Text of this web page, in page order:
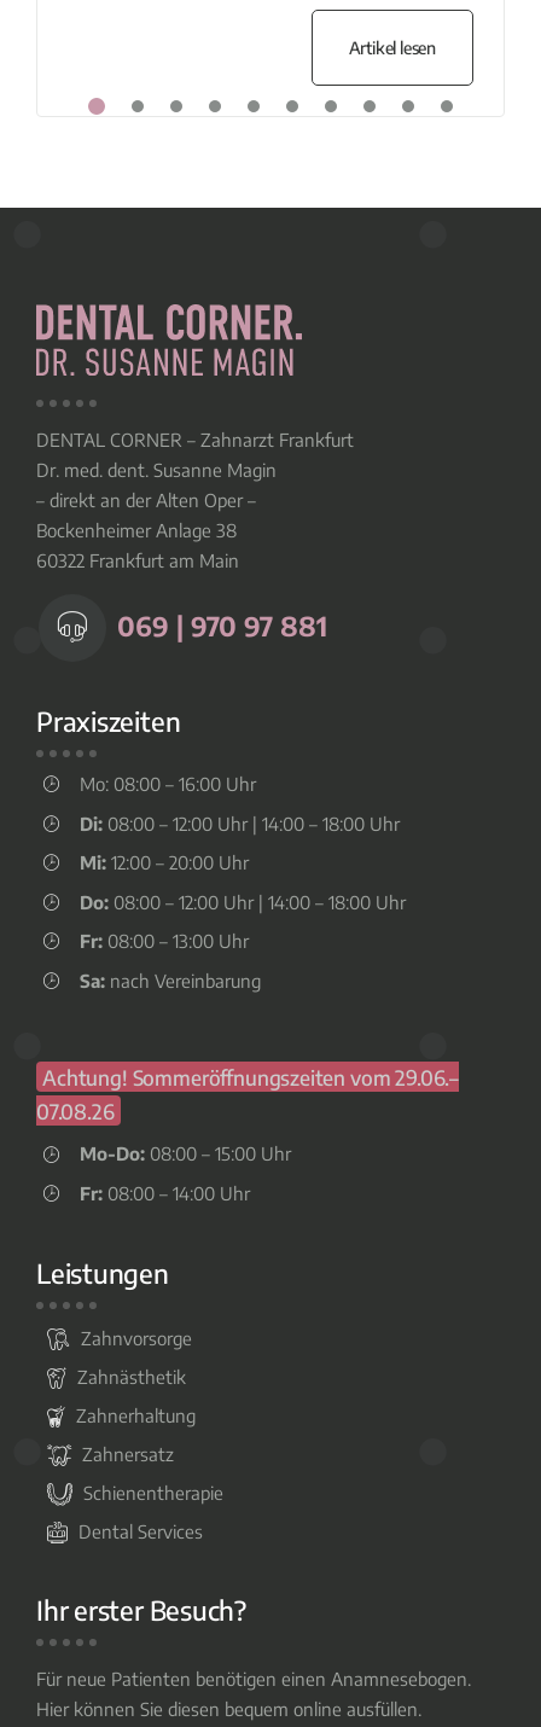
Artikel lesen
DENTAL CORNER – Zahnarzt Frankfurt
Dr. med. dent. Susanne Magin
– direkt an der Alten Oper –
Bockenheimer Anlage 38
60322 Frankfurt am Main
069 | 970 97 881
Praxiszeiten
Mo: 08:00 – 16:00 Uhr
Di:08:00 – 12:00 Uhr | 14:00 – 18:00 Uhr
Mi:12:00 – 20:00 Uhr
Do:08:00 – 12:00 Uhr | 14:00 – 18:00 Uhr
Fr:08:00 – 13:00 Uhr
Sa:nach Vereinbarung
Achtung! Sommeröffnungszeiten vom 29.06.–
07.08.26
Mo-Do:08:00 – 15:00 Uhr
Fr:08:00 – 14:00 Uhr
Leistungen
Zahnvorsorge
Zahnästhetik
Zahnerhaltung
Zahnersatz
Schienentherapie
Dental Services
Ihr erster Besuch?
Für neue Patienten benötigen einen Anamnesebogen.
Hier können Sie diesen bequem online ausfüllen.